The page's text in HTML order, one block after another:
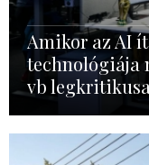
Amikor az AI
technológiája
vb